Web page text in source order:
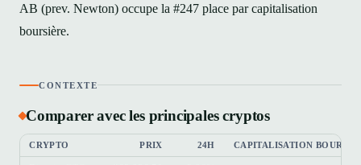
AB (prev. Newton) occupe la #247 place par capitalisation
boursière.
CONTEXTE
Comparer avec les principales cryptos
CRYPTO PRIX 24H CAPITALISATION